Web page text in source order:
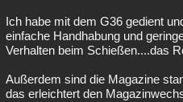
Ich habe mit dem G36 gedient
einfache Handhabung und
Verhalten beim Schießen....das
Außerdem sind die Magazine
das erleichtert den